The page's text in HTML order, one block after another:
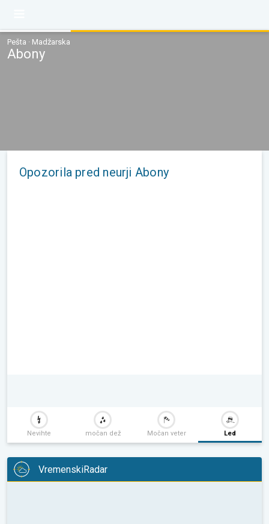
Pešta · Madžarska
Abony
Opozorila pred neurji Abony
Nevihte močan dež Močan veter Led
VremenskiRadar